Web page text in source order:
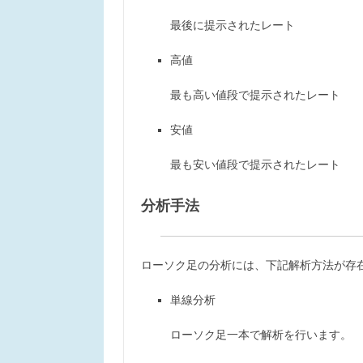
最後に提示されたレート
高値
最も高い値段で提示されたレート
安値
最も安い値段で提示されたレート
分析手法
ローソク足の分析には、下記解析方法が存
単線分析
ローソク足一本で解析を行います。